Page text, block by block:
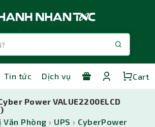
Tin tức Dịch vụ Cart
Power VALUE2200ELCD
Văn Phòng › UPS › CyberPower